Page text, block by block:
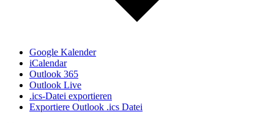
Google Kalender
iCalendar
Outlook 365
Outlook Live
.ics-Datei exportieren
Exportiere Outlook .ics Datei